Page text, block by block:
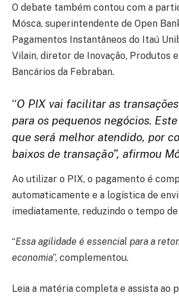
O debate também contou com a
Mósca, superintendente de Open
Pagamentos Instantâneos do Itaú
Vilain, diretor de Inovação, Produtos
Bancários da Febraban.
“O PIX vai facilitar as
para os pequenos negócios.
que será melhor atendido, por
baixos de transação”, afirmou
Ao utilizar o PIX, o pagamento é
automaticamente e a logística de
imediatamente, reduzindo o tempo
“Essa agilidade é essencial para a
economia”, complementou.
Leia a matéria completa e assista ao